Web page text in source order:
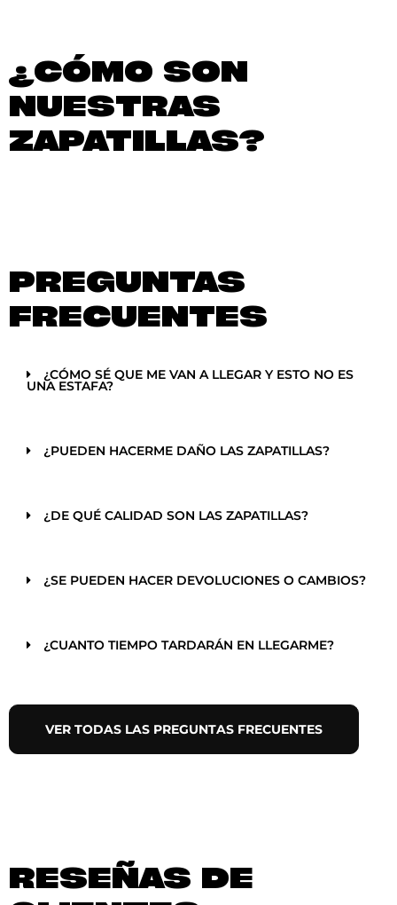
¿CÓMO SON
NUESTRAS
ZAPATILLAS?
PREGUNTAS
FRECUENTES
¿CÓMO SÉ QUE ME VAN A LLEGAR Y ESTO NO ES
UNA ESTAFA?
¿PUEDEN HACERME DAÑO LAS ZAPATILLAS?
¿DE QUÉ CALIDAD SON LAS ZAPATILLAS?
¿SE PUEDEN HACER DEVOLUCIONES O CAMBIOS?
¿CUANTO TIEMPO TARDARÁN EN LLEGARME?
VER TODAS LAS PREGUNTAS FRECUENTES
RESEÑAS DE